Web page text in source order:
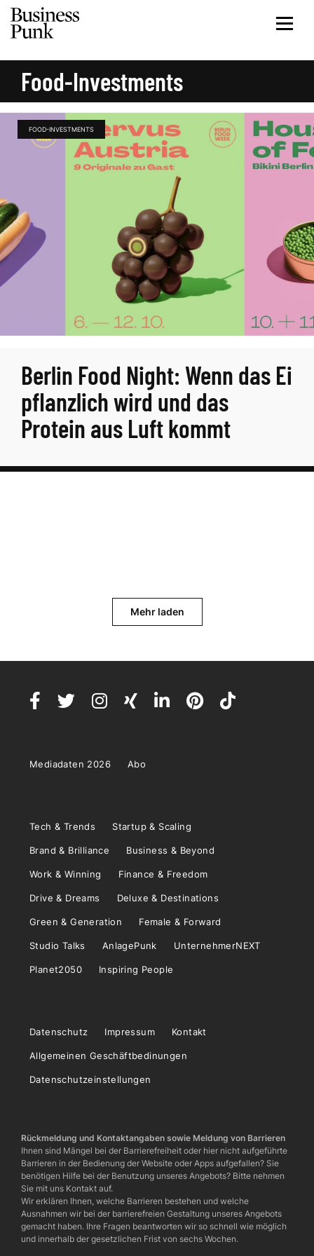
Food-Investments
FOOD-INVESTMENTS
Berlin Food Night: Wenn das Ei
pflanzlich wird und das
Protein aus Luft kommt
Mehr laden
Mediadaten 2026 Abo
Tech & Trends Startup & Scaling
Brand & Brilliance Business & Beyond
Work & Winning Finance & Freedom
Drive & Dreams Deluxe & Destinations
Green & Generation Female & Forward
Studio Talks AnlagePunk UnternehmerNEXT
Planet2050 Inspiring People
Datenschutz Impressum Kontakt
Allgemeinen Geschäftbedinungen
Datenschutzeinstellungen
Rückmeldung und Kontaktangaben sowie Meldung von Barrieren
Ihnen sind Mängel bei der Barrierefreiheit oder hier nicht aufgeführte
Barrieren in der Bedienung der Website oder Apps aufgefallen? Sie
benötigen Hilfe bei der Benutzung unseres Angebots? Bitte nehmen
Sie mit uns Kontakt auf.
Wir erklären Ihnen, welche Barrieren bestehen und welche
Ausnahmen wir bei der barrierefreien Gestaltung unseres Angebots
gemacht haben. Ihre Fragen beantworten wir so schnell wie möglich
und innerhalb der gesetzlichen Frist von sechs Wochen.